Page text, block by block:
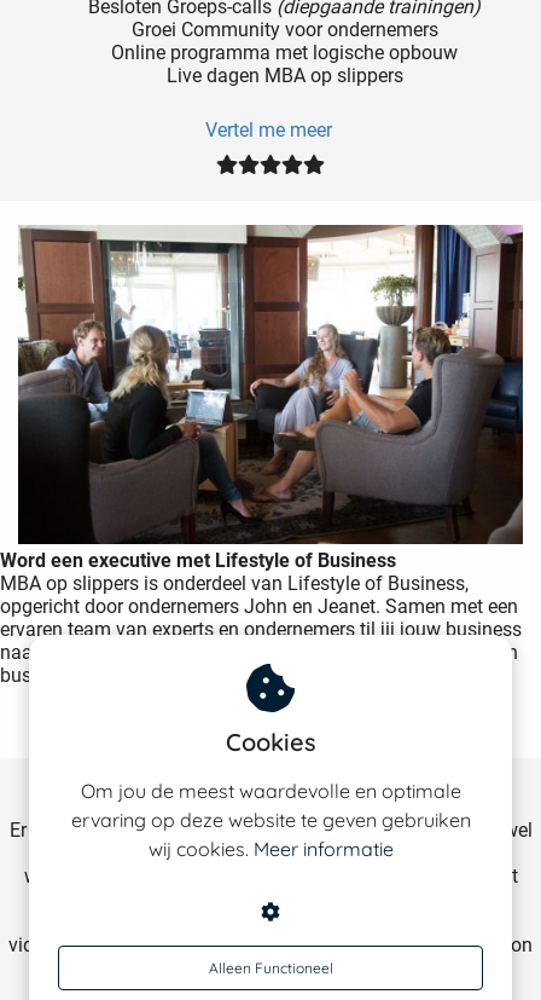
Besloten Groeps-calls (diepgaande trainingen)
Groei Community voor ondernemers
Online programma met logische opbouw
Live dagen MBA op slippers
Vertel me meer
Word een executive met Lifestyle of Business
MBA op slippers is onderdeel van Lifestyle of Business,
opgericht door ondernemers John en Jeanet. Samen met een
ervaren team van experts en ondernemers til jij jouw business
naar een nieuw level zodat jij kunt doen wat je leuk vindt. Een
business lifestyle krijg je niet, daar moet je voor werken.
Meer over LSOB
Gratis lesmateriaal MBA op slippers
Er schuilt een leider in ons allemaal, maar daarvoor heb je wel
de juiste tools nodig. Tools die voor het oprapen liggen
wanneer je kiest voor de MBA op Slippers-opleiding. Naast
verschillende modules, programma’s en inspiratiesessies
ontvang je binnen de opleiding toegang tot een unieke
videoserie, handige how to’s en de limited edition LSOB-action
planner.
Cookies
Om jou de meest waardevolle en optimale
ervaring op deze website te geven gebruiken
wij cookies. Meer informatie
Alleen Functioneel